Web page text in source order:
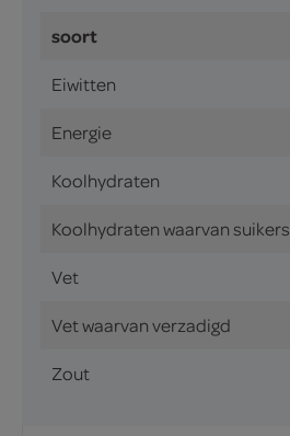
soort
Eiwitten
Energie
Koolhydraten
Koolhydraten waarvan suikers
Vet
Vet waarvan verzadigd
Zout